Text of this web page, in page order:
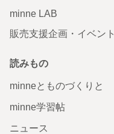
minne LAB
販売支援企画・イベント
読みもの
minneとものづくりと
minne学習帖
ニュース